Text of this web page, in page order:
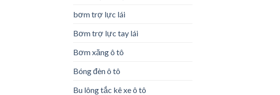
bơm trợ lực lái
Bơm trợ lực tay lái
Bơm xăng ô tô
Bóng đèn ô tô
Bu lông tắc kê xe ô tô